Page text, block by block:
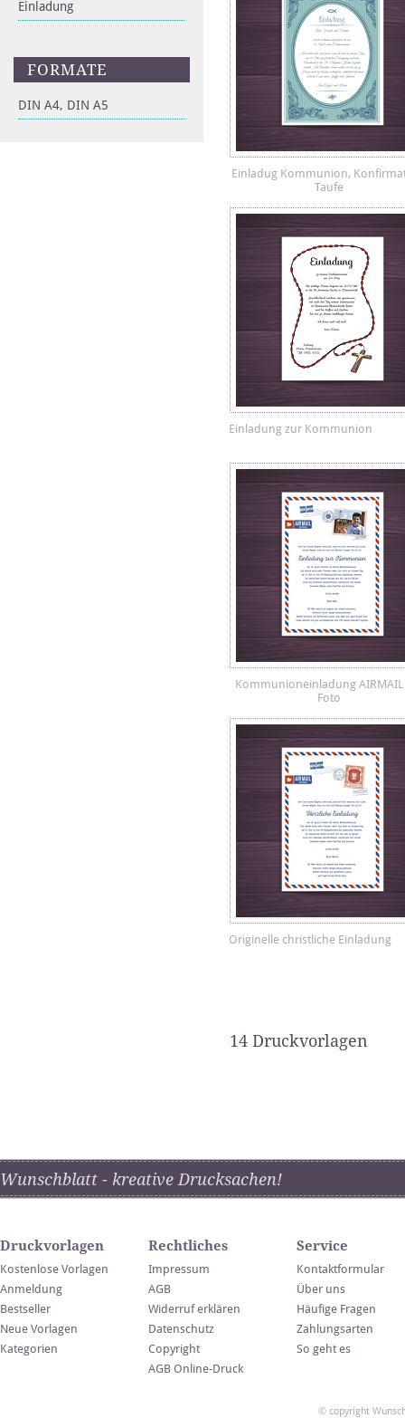
Einladung
FORMATE
DIN A4, DIN A5
Einladug Kommunion,
Taufe
Einladung zur Kommunion
Kommunioneinladung
Foto
Originelle christliche Einladung
14 Druckvorlagen
Wunschblatt - kreative Drucksachen!
Druckvorlagen
Kostenlose Vorlagen
Anmeldung
Bestseller
Neue Vorlagen
Kategorien
Rechtliches
Impressum
AGB
Widerruf erklären
Datenschutz
Copyright
AGB Online-Druck
Service
Kontaktformular
Über uns
Häufige Fragen
Zahlungsarten
So geht es
© copyright